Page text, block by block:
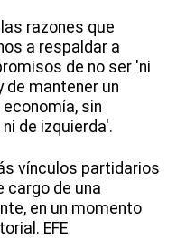
razones que
a respaldar a
de no ser 'ni
mantener un
sin
de izquierda'.
vínculos partidarios
cargo de una
en un momento
EFE